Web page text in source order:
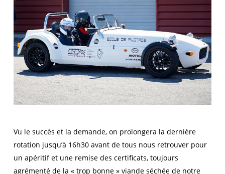
Vu le succès et la demande, on prolongera la dernière
rotation jusqu’à 16h30 avant de tous nous retrouver pour
un apéritif et une remise des certificats, toujours
agrémenté de la « trop bonne » viande séchée de notre